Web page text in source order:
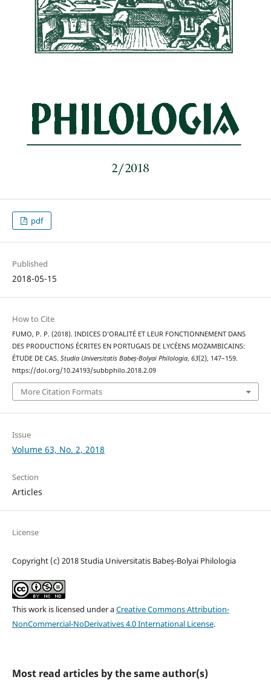
pdf
Published
2018-05-15
How to Cite
FUMO, P. P. (2018). INDICES D’ORALITÉ ET LEUR FONCTIONNEMENT DANS
DES PRODUCTIONS ÉCRITES EN PORTUGAIS DE LYCÉENS MOZAMBICAINS:
ÉTUDE DE CAS. Studia Universitatis Babeș-Bolyai Philologia, 63(2), 147–159.
https://doi.org/10.24193/subbphilo.2018.2.09
More Citation Formats
Issue
Volume 63, No. 2, 2018
Section
Articles
License
Copyright (c) 2018 Studia Universitatis Babeș-Bolyai Philologia
This work is licensed under aCreative Commons Attribution-
NonCommercial-NoDerivatives 4.0 International License.
Most read articles by the same author(s)